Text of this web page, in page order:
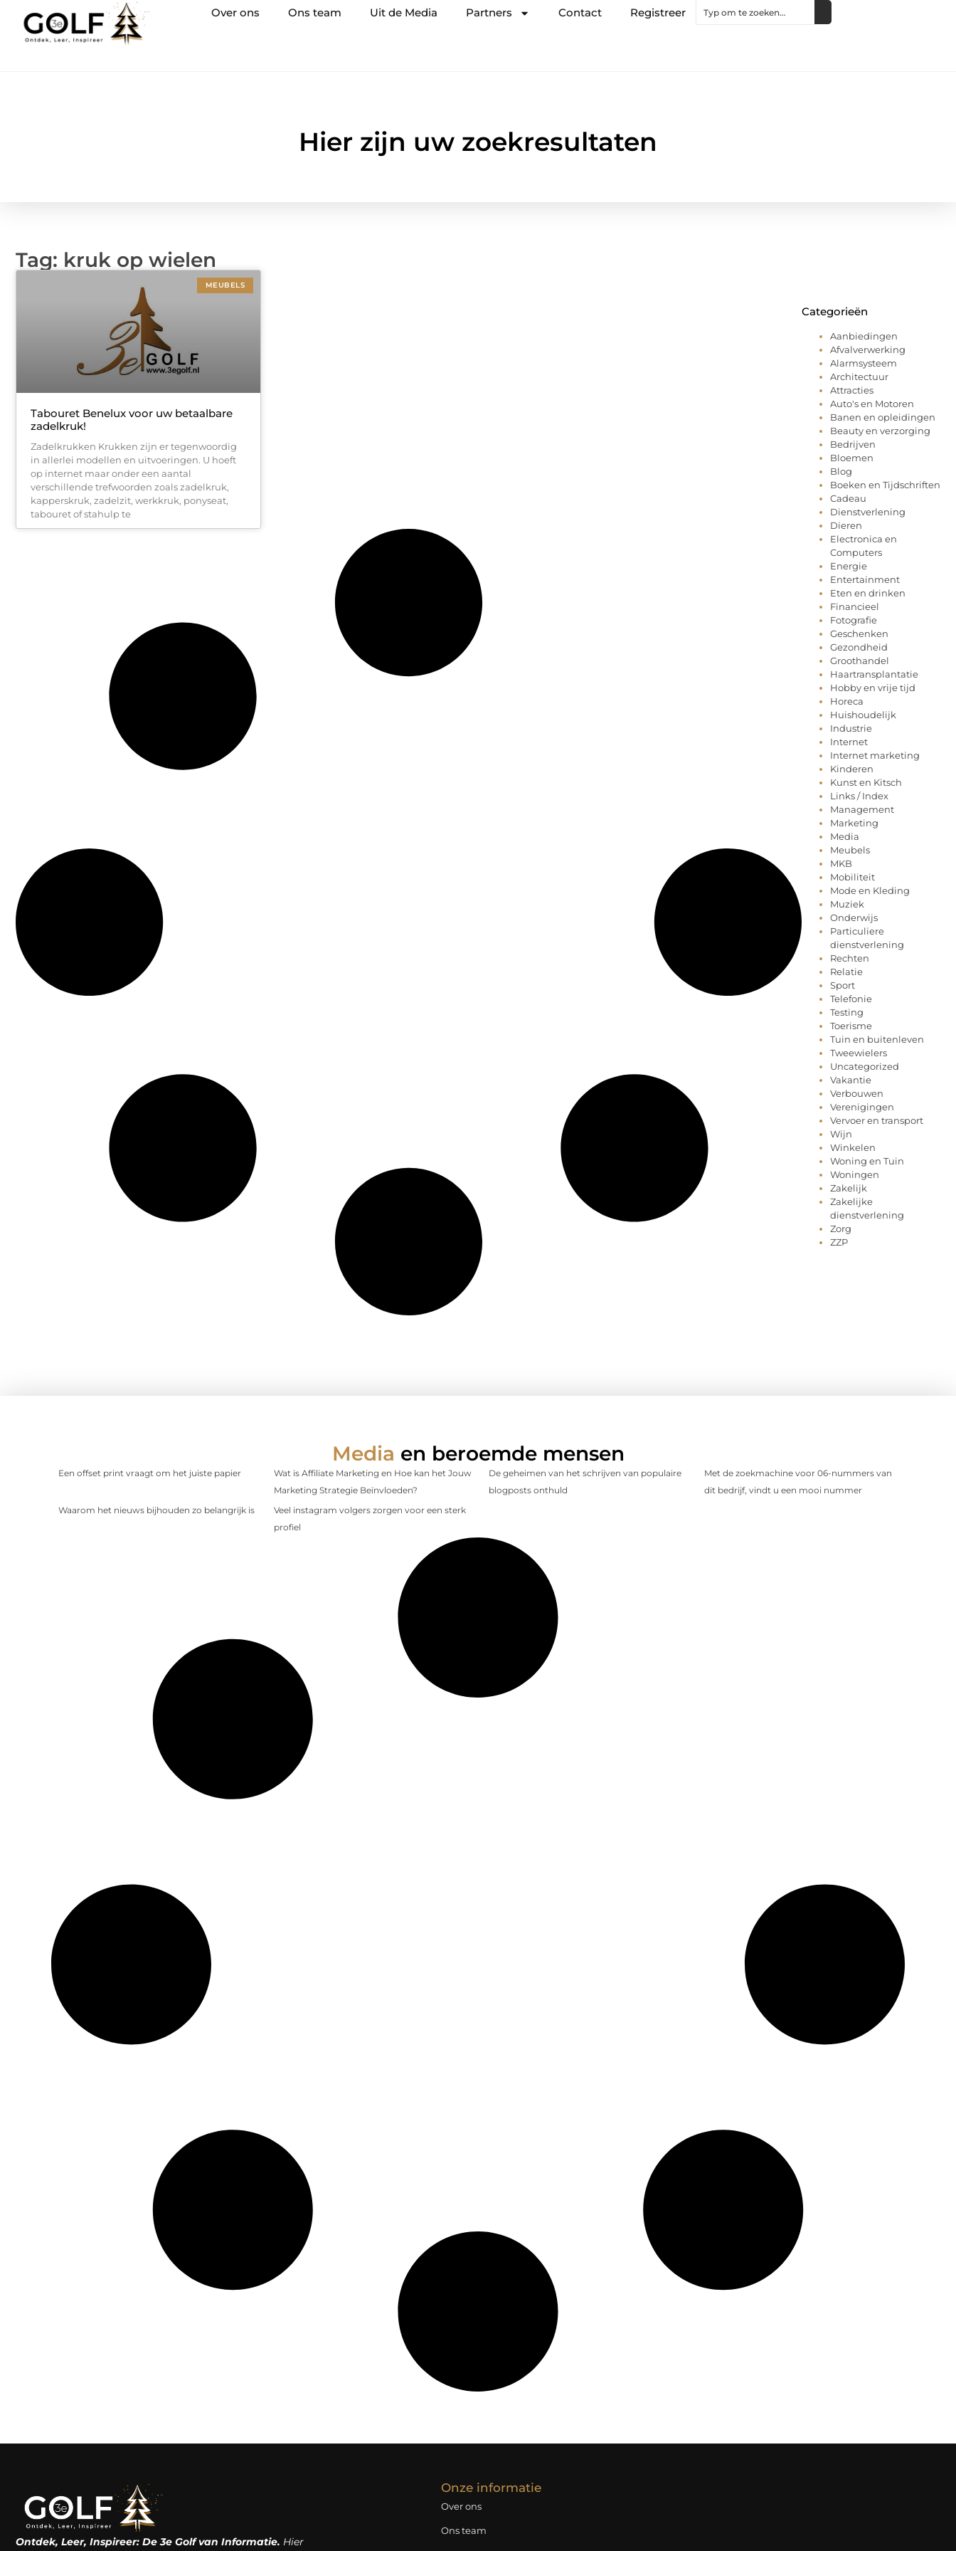
Over ons Ons team Uit de Media Partners Contact Registreer
Hier zijn uw zoekresultaten
Tag: kruk op wielen
MEUBELS
Tabouret Benelux voor uw betaalbare
zadelkruk!
Zadelkrukken Krukken zijn er tegenwoordig
in allerlei modellen en uitvoeringen. U hoeft
op internet maar onder een aantal
verschillende trefwoorden zoals zadelkruk,
kapperskruk, zadelzit, werkkruk, ponyseat,
tabouret of stahulp te
Categorieën
Aanbiedingen
Afvalverwerking
Alarmsysteem
Architectuur
Attracties
Auto's en Motoren
Banen en opleidingen
Beauty en verzorging
Bedrijven
Bloemen
Blog
Boeken en Tijdschriften
Cadeau
Dienstverlening
Dieren
Electronica en
Computers
Energie
Entertainment
Eten en drinken
Financieel
Fotografie
Geschenken
Gezondheid
Groothandel
Haartransplantatie
Hobby en vrije tijd
Horeca
Huishoudelijk
Industrie
Internet
Internet marketing
Kinderen
Kunst en Kitsch
Links / Index
Management
Marketing
Media
Meubels
MKB
Mobiliteit
Mode en Kleding
Muziek
Onderwijs
Particuliere
dienstverlening
Rechten
Relatie
Sport
Telefonie
Testing
Toerisme
Tuin en buitenleven
Tweewielers
Uncategorized
Vakantie
Verbouwen
Verenigingen
Vervoer en transport
Wijn
Winkelen
Woning en Tuin
Woningen
Zakelijk
Zakelijke
dienstverlening
Zorg
ZZP
Media en beroemde mensen
Een offset print vraagt om het juiste papier
Wat is Affiliate Marketing en Hoe kan het Jouw
Marketing Strategie Beïnvloeden?
De geheimen van het schrijven van populaire
blogposts onthuld
Met de zoekmachine voor 06-nummers van
dit bedrijf, vindt u een mooi nummer
Waarom het nieuws bijhouden zo belangrijk is
Veel instagram volgers zorgen voor een sterk
profiel
Ontdek, Leer, Inspireer: De 3e Golf van Informatie. Hier
Onze informatie
Over ons
Ons team